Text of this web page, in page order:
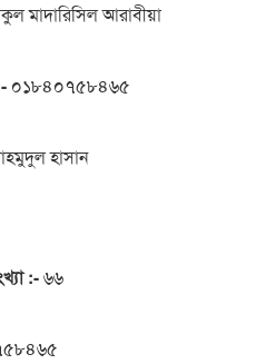
মাদারিসিল আরাবীয়া
০১৮৪০৭৫৮৪৬৫
হাসান
:-৬৬